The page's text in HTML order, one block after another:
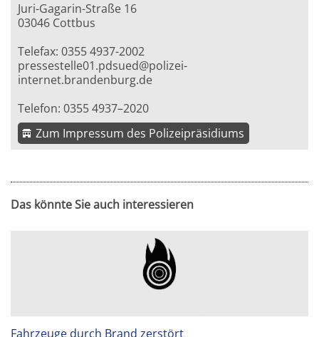
Juri-Gagarin-Straße 16
03046 Cottbus
Telefax: 0355 4937-2002
pressestelle01.pdsued@polizei-
internet.brandenburg.de
Telefon: 0355 4937–2020
Zum Impressum des Polizeipräsidiums
Das könnte Sie auch interessieren
Fahrzeuge durch Brand zerstört